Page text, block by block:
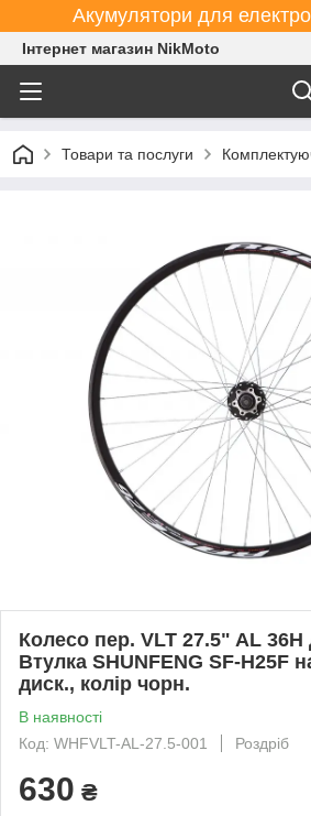
Акумулятори для
Інтернет магазин NikMoto
Товари та послуги
Колесо пер. VLT 27.5" AL 36H
Втулка SHUNFENG SF-H25F
диск., колір чорн.
В наявності
Код: WHFVLT-AL-27.5-001
Роздріб
630 ₴